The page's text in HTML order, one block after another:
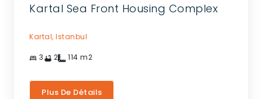
Kartal Sea Front Housing Complex
Kartal, Istanbul
3 2 114 m2
Plus De Détails